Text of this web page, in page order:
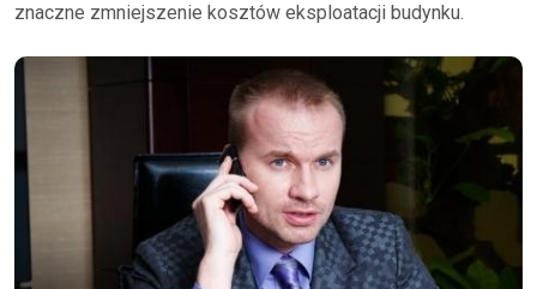
znaczne zmniejszenie kosztów eksploatacji budynku.